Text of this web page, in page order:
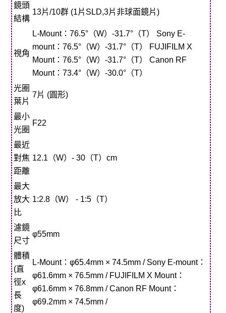
鏡頭
結構
13片/10群 (1片SLD,3片非球面鏡片)
視角
L-Mount：76.5°（W）-31.7°（T） Sony E-
mount：76.5°（W）-31.7°（T） FUJIFILM X
Mount：76.5°（W）-31.7°（T） Canon RF
Mount：73.4°（W）-30.0°（T）
光圈
葉片
7片 (圓形)
最小
光圈
F22
最近
對焦
距離
12.1（W）- 30（T）cm
最大
放大
比
1:2.8（W） - 1:5（T）
濾鏡
尺寸
φ55mm
體積
(直
徑x
長
度)
L-Mount：φ65.4mm × 74.5mm / Sony E-mount：
φ61.6mm × 76.5mm / FUJIFILM X Mount：
φ61.6mm × 76.8mm / Canon RF Mount：
φ69.2mm × 74.5mm /